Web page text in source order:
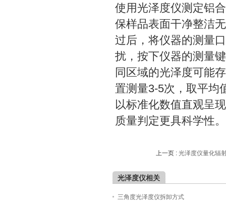
使用光泽度仪测定铝
保样品表面干净整洁
过后，将仪器的测量
扰，按下仪器的测量
同区域的光泽度可能
置测量3-5次，取平均
以标准化数值直观呈
质量判定更具科学性。
上一页 : 光泽度仪量化辐
光泽度仪相关
三角度光泽度仪拆卸方式